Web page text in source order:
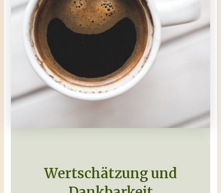
Wertschätzung und